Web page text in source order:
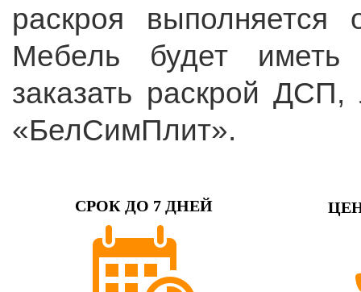
раскроя выполняется
Мебель будет иметь
заказать раскрой
«БелСимПлит».
СРОК ДО 7 ДНЕЙ